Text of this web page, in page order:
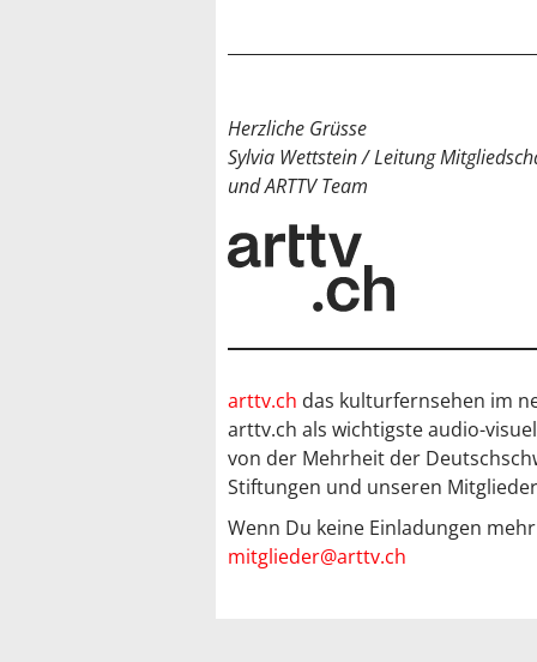
Herzliche Grüsse
Sylvia Wettstein / Leitung
und ARTTV Team
arttv.ch das kulturfernsehen im
arttv.ch als wichtigste audio-
von der Mehrheit der
Stiftungen und unseren
Wenn Du keine Einladungen
mitglieder@arttv.ch